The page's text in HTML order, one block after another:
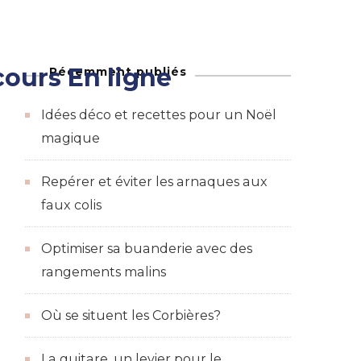
En ligne
Récemment publiés
Idées déco et recettes pour un Noël
magique
Repérer et éviter les arnaques aux
faux colis
Optimiser sa buanderie avec des
rangements malins
Où se situent les Corbières?